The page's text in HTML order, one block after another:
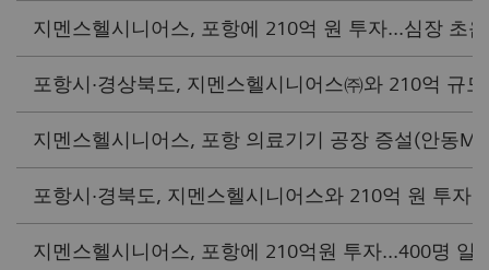
지멘스헬시니어스, 포항에 210억 원 투자...심장 초
포항시·경상북도, 지멘스헬시니어스㈜와 210억 규
지멘스헬시니어스, 포항 의료기기 공장 증설(안동
포항시·경북도, 지멘스헬시니어스와 210억 원 투자
지멘스헬시니어스, 포항에 210억원 투자...400명 일